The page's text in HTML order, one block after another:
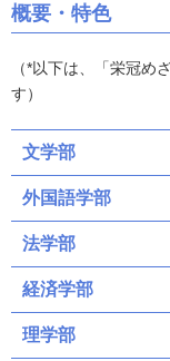
概要・特色
（*以下は、「栄冠め
す）
文学部
外国語学部
法学部
経済学部
理学部